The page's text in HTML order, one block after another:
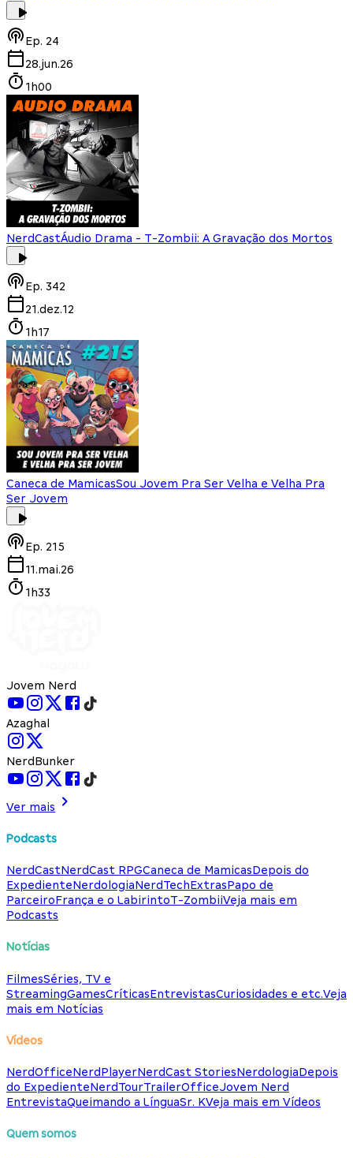
Ep. 24
28.jun.26
1h00
NerdCastÁudio Drama - T-Zombii: A Gravação dos Mortos
Ep. 342
21.dez.12
1h17
Caneca de MamicasSou Jovem Pra Ser Velha e Velha Pra
Ser Jovem
Ep. 215
11.mai.26
1h33
Jovem Nerd
Azaghal
NerdBunker
Ver mais
Podcasts
NerdCastNerdCast RPGCaneca de MamicasDepois do
ExpedienteNerdologiaNerdTechExtrasPapo de
ParceiroFrança e o LabirintoT-ZombiiVeja mais em
Podcasts
Notícias
FilmesSéries, TV e
StreamingGamesCríticasEntrevistasCuriosidades e etc.Veja
mais em Notícias
Vídeos
NerdOfficeNerdPlayerNerdCast StoriesNerdologiaDepois
do ExpedienteNerdTourTrailerOfficeJovem Nerd
EntrevistaQueimando a LínguaSr. KVeja mais em Vídeos
Quem somos